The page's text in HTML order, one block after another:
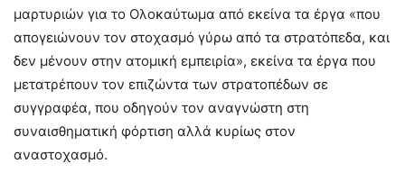
μαρτυριών για το Ολοκαύτωμα από εκείνα τα έργα «που
απογειώνουν τον στοχασμό γύρω από τα στρατόπεδα, και
δεν μένουν στην ατομική εμπειρία», εκείνα τα έργα που
μετατρέπουν τον επιζώντα των στρατοπέδων σε
συγγραφέα, που οδηγούν τον αναγνώστη στη
συναισθηματική φόρτιση αλλά κυρίως στον
αναστοχασμό.